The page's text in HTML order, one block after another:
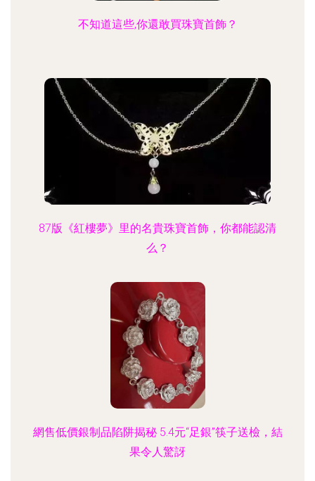
不知道這些,你還敢買珠寶首飾？
87版《紅樓夢》里的名貴珠寶首飾，你都能認清
么？
網售低價銀制品陷阱揭秘 5.4元“足銀”筷子送檢，結
果令人驚訝